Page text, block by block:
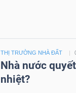
THỊ TRƯỜNG NHÀ ĐẤT
Nhà nước
nhiệt?